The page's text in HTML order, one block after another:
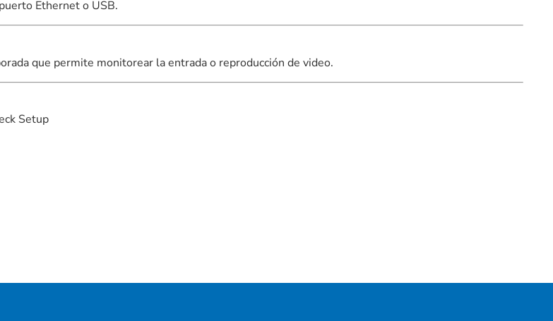
Ethernet o USB.
que permite monitorear la entrada o reproducción de video.
Setup